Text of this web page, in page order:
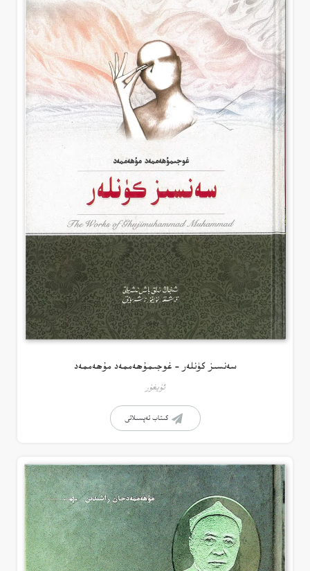
سەنسىز كۈنلەر – غوجىمۇھەممەد مۇھەممەد
ئۇيغۇر
كىتاب تەپسىلاتى